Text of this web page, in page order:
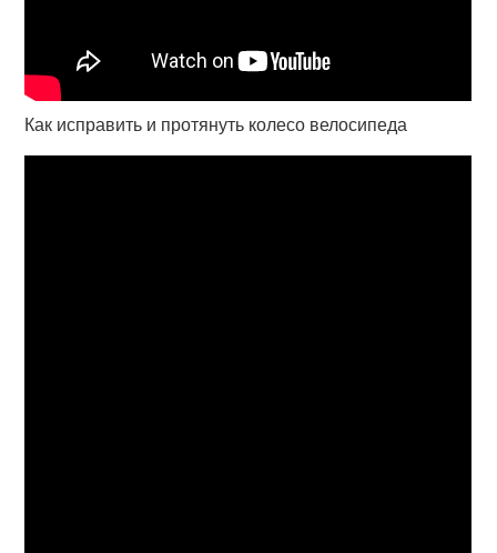
Как исправить и протянуть колесо велосипеда